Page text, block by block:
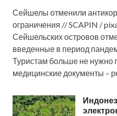
Сейшелы отменили
ограничения // SCAPIN /
Сейшельских островов
введенные в период
Туристам больше не нужно
медицинские документы –